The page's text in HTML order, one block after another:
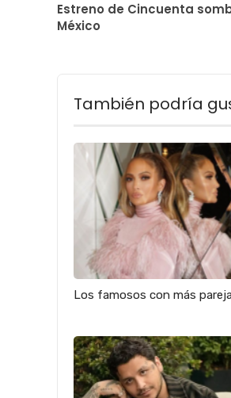
Estreno de Cincuenta
México
También podría
Los famosos con más